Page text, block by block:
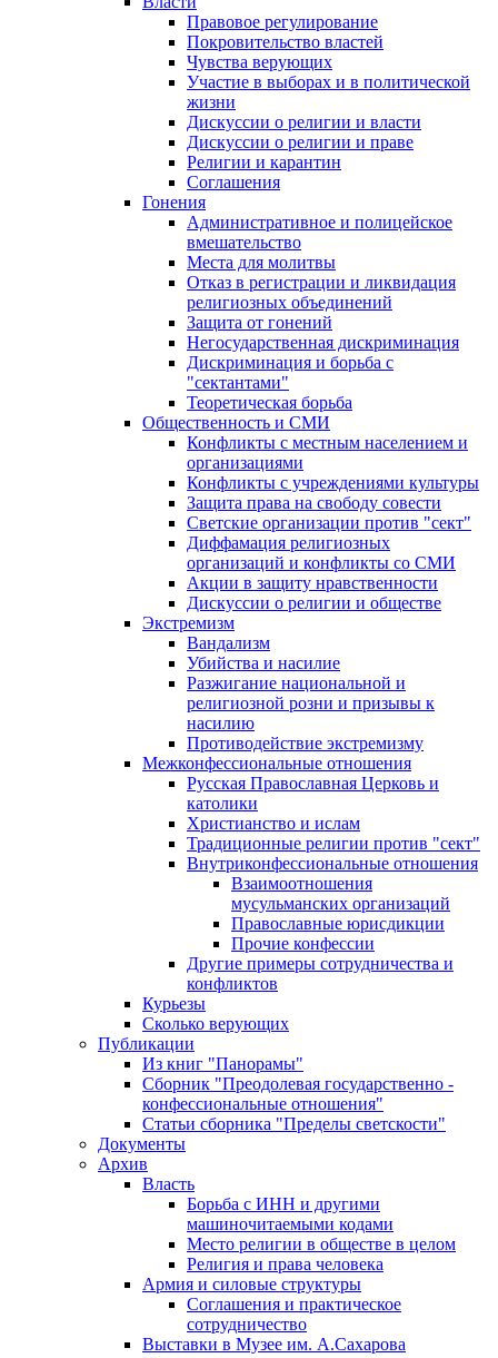
Правовое регулирование
Покровительство властей
Чувства верующих
Участие в выборах и в политической
жизни
Дискуссии о религии и власти
Дискуссии о религии и праве
Религии и карантин
Соглашения
Гонения
Административное и полицейское
вмешательство
Места для молитвы
Отказ в регистрации и ликвидация
религиозных объединений
Защита от гонений
Негосударственная дискриминация
Дискриминация и борьба с
"сектантами"
Теоретическая борьба
Общественность и СМИ
Конфликты с местным населением и
организациями
Конфликты с учреждениями культуры
Защита права на свободу совести
Светские организации против "сект"
Диффамация религиозных
организаций и конфликты со СМИ
Акции в защиту нравственности
Дискуссии о религии и обществе
Экстремизм
Вандализм
Убийства и насилие
Разжигание национальной и
религиозной розни и призывы к
насилию
Противодействие экстремизму
Межконфессиональные отношения
Русская Православная Церковь и
католики
Христианство и ислам
Традиционные религии против "сект"
Внутриконфессиональные отношения
Взаимоотношения
мусульманских организаций
Православные юрисдикции
Прочие конфессии
Другие примеры сотрудничества и
конфликтов
Курьезы
Сколько верующих
Публикации
Из книг "Панорамы"
Сборник "Преодолевая государственно -
конфессиональные отношения"
Статьи сборника "Пределы светскости"
Документы
Архив
Власть
Борьба с ИНН и другими
машиночитаемыми кодами
Место религии в обществе в целом
Религия и права человека
Армия и силовые структуры
Соглашения и практическое
сотрудничество
Выставки в Музее им. А.Сахарова